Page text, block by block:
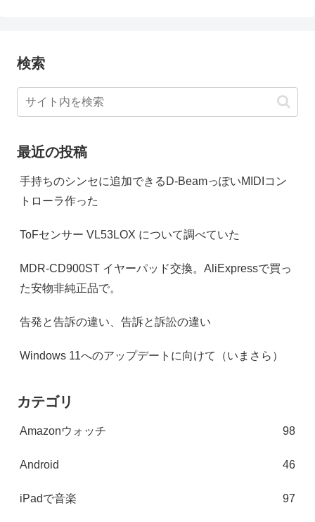
検索
最近の投稿
手持ちのシンセに追加できるD-BeamっぽいMIDIコン
トローラ作った
ToFセンサー VL53LOX について調べていた
MDR-CD900ST イヤーパッド交換。AliExpressで買っ
た安物非純正品で。
告発と告訴の違い、告訴と訴訟の違い
Windows 11へのアップデートに向けて（いまさら）
カテゴリ
Amazonウォッチ 98
Android 46
iPadで音楽 97